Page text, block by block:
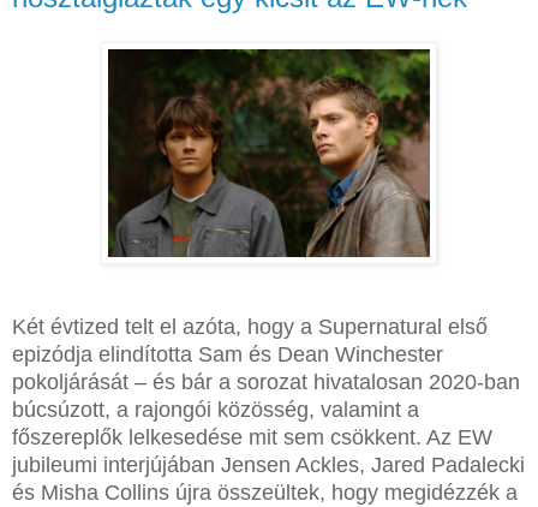
Két évtized telt el azóta, hogy a Supernatural első
epizódja elindította Sam és Dean Winchester
pokoljárását – és bár a sorozat hivatalosan 2020-ban
búcsúzott, a rajongói közösség, valamint a
főszereplők lelkesedése mit sem csökkent. Az EW
jubileumi interjújában Jensen Ackles, Jared Padalecki
és Misha Collins újra összeültek, hogy megidézzék a